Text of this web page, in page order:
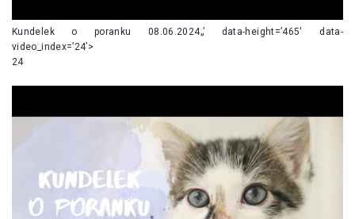
Kundelek o poranku 08.06.2024„’ data-height=’465′ data-
video_index=’24’>
24